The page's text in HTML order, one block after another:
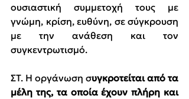
ουσιαστική συμμετοχή τους με
γνώμη, κρίση, ευθύνη, σε σύγκρουση
με την ανάθεση και τον
συγκεντρωτισμό.
ΣΤ. Η οργάνωση συγκροτείται από τα
μέλη της, τα οποία έχουν πλήρη και